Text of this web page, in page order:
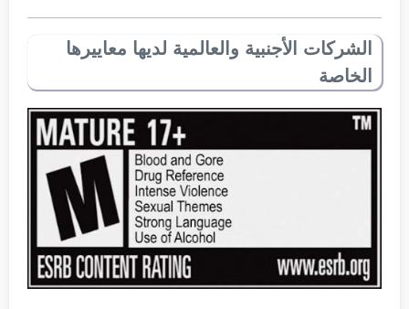
الشركات الأجنبية والعالمية لديها معاييرها
الخاصة